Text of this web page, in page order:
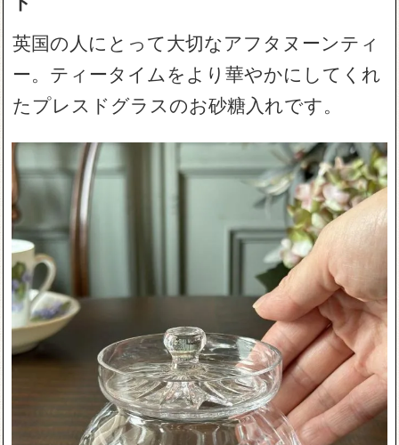
英国の人にとって大切なアフタヌーンティ
ー。ティータイムをより華やかにしてくれ
たプレスドグラスのお砂糖入れです。